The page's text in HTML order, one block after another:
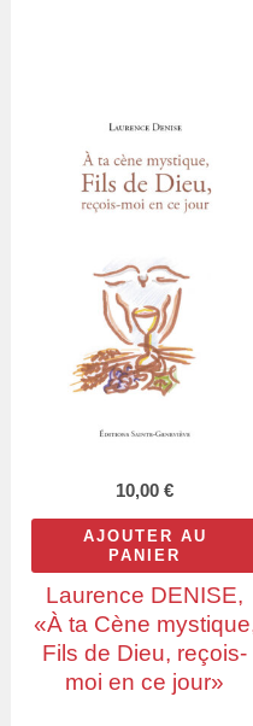
10,00€
AJOUTER AU
PANIER
Laurence DENISE,
«À ta Cène
Fils de Dieu, reçois-
moi en ce jour»